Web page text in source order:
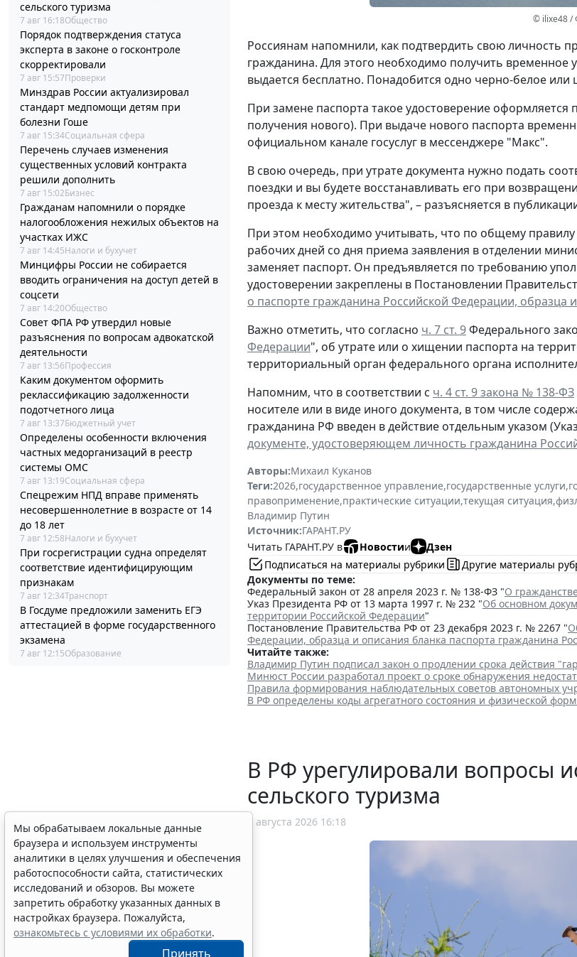
сельского туризма
7 авг 16:18Общество
Порядок подтверждения статуса
эксперта в законе о госконтроле
скорректировали
7 авг 15:57Проверки
Минздрав России актуализировал
стандарт медпомощи детям при
болезни Гоше
7 авг 15:34Социальная сфера
Перечень случаев изменения
существенных условий контракта
решили дополнить
7 авг 15:02Бизнес
Гражданам напомнили о порядке
налогообложения нежилых объектов на
участках ИЖС
7 авг 14:45Налоги и бухучет
Минцифры России не собирается
вводить ограничения на доступ детей в
соцсети
7 авг 14:20Общество
Совет ФПА РФ утвердил новые
разъяснения по вопросам адвокатской
деятельности
7 авг 13:56Профессия
Каким документом оформить
реклассификацию задолженности
подотчетного лица
7 авг 13:37Бюджетный учет
Определены особенности включения
частных медорганизаций в реестр
системы ОМС
7 авг 13:19Социальная сфера
Спецрежим НПД вправе применять
несовершеннолетние в возрасте от 14
до 18 лет
7 авг 12:58Налоги и бухучет
При госрегистрации судна определят
соответствие идентифицирующим
признакам
7 авг 12:34Транспорт
В Госдуме предложили заменить ЕГЭ
аттестацией в форме государственного
экзамена
7 авг 12:15Образование
© ilixe48 /
Россиянам напомнили, как подтвердить свою личность
гражданина. Для этого необходимо получить
выдается бесплатно. Понадобится одно черно-белое
При замене паспорта такое удостоверение оформляется
получения нового). При выдаче нового паспорта
официальном канале госуслуг в мессенджере "Макс".
В свою очередь, при утрате документа нужно подать
поездки и вы будете восстанавливать его при
проезда к месту жительства", – разъясняется в
При этом необходимо учитывать, что по общему
рабочих дней со дня приема заявления в отделении
заменяет паспорт. Он предъявляется по требованию
удостоверении закреплены в Постановлении
о паспорте гражданина Российской Федерации,
Важно отметить, что согласно ч. 7 ст. 9Федерального
Федерации", об утрате или о хищении паспорта на
территориальный орган федерального органа
Напомним, что в соответствии с ч. 4 ст. 9 закона № 138-ФЗ
носителе или в виде иного документа, в том числе
гражданина РФ введен в действие отдельным указом
документе, удостоверяющем личность гражданина
Авторы:Михаил Куканов
Теги:2026,государственное управление,государственные услуги,
правоприменение,практические ситуации,текущая ситуация,
Владимир Путин
Источник:ГАРАНТ.РУ
Читать ГАРАНТ.РУ в
Новостии
Дзен
Подписаться на материалы рубрики
Другие материалы
Документы по теме:
Федеральный закон от 28 апреля 2023 г. № 138-ФЗ "О
Указ Президента РФ от 13 марта 1997 г. № 232 "Об основном
территории Российской Федерации"
Постановление Правительства РФ от 23 декабря 2023 г. № 2267 "
Федерации, образца и описания бланка паспорта гражданина
Читайте также:
Владимир Путин подписал закон о продлении срока действия
Минюст России разработал проект о сроке обнаружения
Правила формирования наблюдательных советов автономных
В РФ определены коды агрегатного состояния и физической
В РФ урегулировали вопросы
сельского туризма
7 августа 2026 16:18
Мы обрабатываем локальные данные
браузера и используем инструменты
аналитики в целях улучшения и обеспечения
работоспособности сайта, статистических
исследований и обзоров. Вы можете
запретить обработку указанных данных в
настройках браузера. Пожалуйста,
ознакомьтесь с условиями их обработки.
Принять